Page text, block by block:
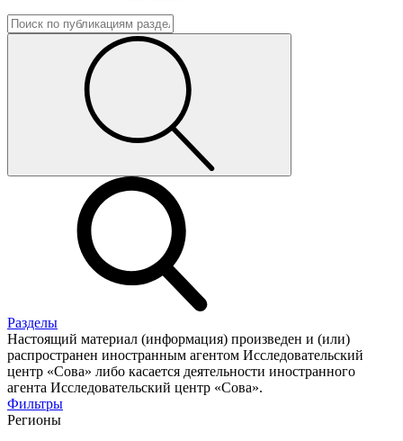
Разделы
Настоящий материал (информация) произведен и (или)
распространен иностранным агентом Исследовательский
центр «Сова» либо касается деятельности иностранного
агента Исследовательский центр «Сова».
Фильтры
Регионы